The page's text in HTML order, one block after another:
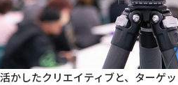
かしたクリエイティブと、ターゲ